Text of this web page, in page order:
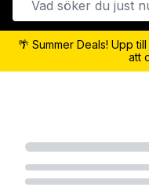
🌴 Summer Deals! Upp till
att